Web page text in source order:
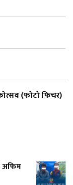
(फोटो फिचर)
अफिम